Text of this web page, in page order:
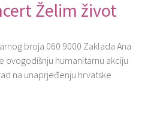
Želim život
broja 060 9000 Zaklada Ana
ovogodišnju humanitarnu akciju
na unaprjeđenju hrvatske